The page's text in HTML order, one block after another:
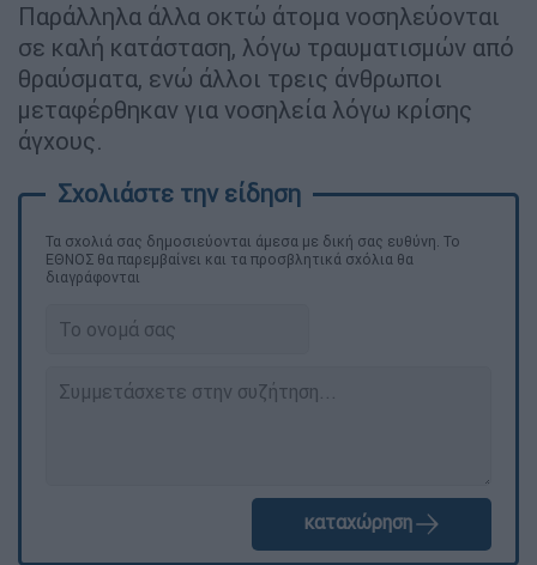
Παράλληλα άλλα οκτώ άτομα νοσηλεύονται
σε καλή κατάσταση, λόγω τραυματισμών από
θραύσματα, ενώ άλλοι τρεις άνθρωποι
μεταφέρθηκαν για νοσηλεία λόγω κρίσης
άγχους.
Τα σχολιά σας δημοσιεύονται άμεσα με δική σας ευθύνη. Το
ΕΘΝΟΣ θα παρεμβαίνει και τα προσβλητικά σχόλια θα
διαγράφονται
καταχώρηση